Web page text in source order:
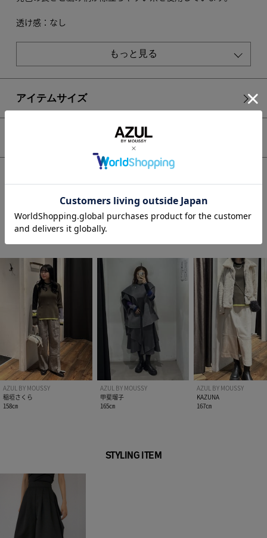
透け感：なし
[注意事項]
※画像の商品は光の照射や角度、お使いのモニター環境によ
り、実物と色味が異なる場合がございます。
※着用、お取り扱いの際は、アテンションタグをご確認くださ
い。
もっと見る
アイテムサイズ
【PLUS】カラーブロッキングリブニット
AZUL BY MOUSSY
稲垣さくら
158㎝
AZUL BY MOUSSY
甲斐瑠子
165㎝
AZUL BY MOUSSY
KAZUNA
167㎝
STYLING ITEM